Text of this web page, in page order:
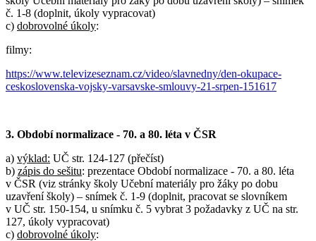
č. 1-8 (doplnit, úkoly vypracovat)
c) dobrovolné úkoly:
filmy:
https://www.televizeseznam.cz/video/slavnedny/den-okupace-
ceskoslovenska-vojsky-varsavske-smlouvy-21-srpen-151617
3. Období normalizace - 70. a 80. léta v ČSR
a) výklad: UČ str. 124-127 (přečíst)
b) zápis do sešitu: prezentace Období normalizace - 70. a 80. léta
v ČSR (viz stránky školy Učební materiály pro žáky po dobu
uzavření školy) – snímek č. 1-9 (doplnit, pracovat se slovníkem
v UČ str. 150-154, u snímku č. 5 vybrat 3 požadavky z UČ na str.
127, úkoly vypracovat)
c) dobrovolné úkoly: